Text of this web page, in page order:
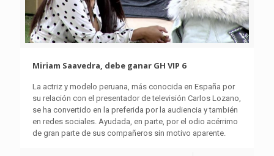
Miriam Saavedra, debe ganar GH VIP 6
La actriz y modelo peruana, más conocida en España por
su relación con el presentador de televisión Carlos Lozano,
se ha convertido en la preferida por la audiencia y también
en redes sociales. Ayudada, en parte, por el odio acérrimo
de gran parte de sus compañeros sin motivo aparente.